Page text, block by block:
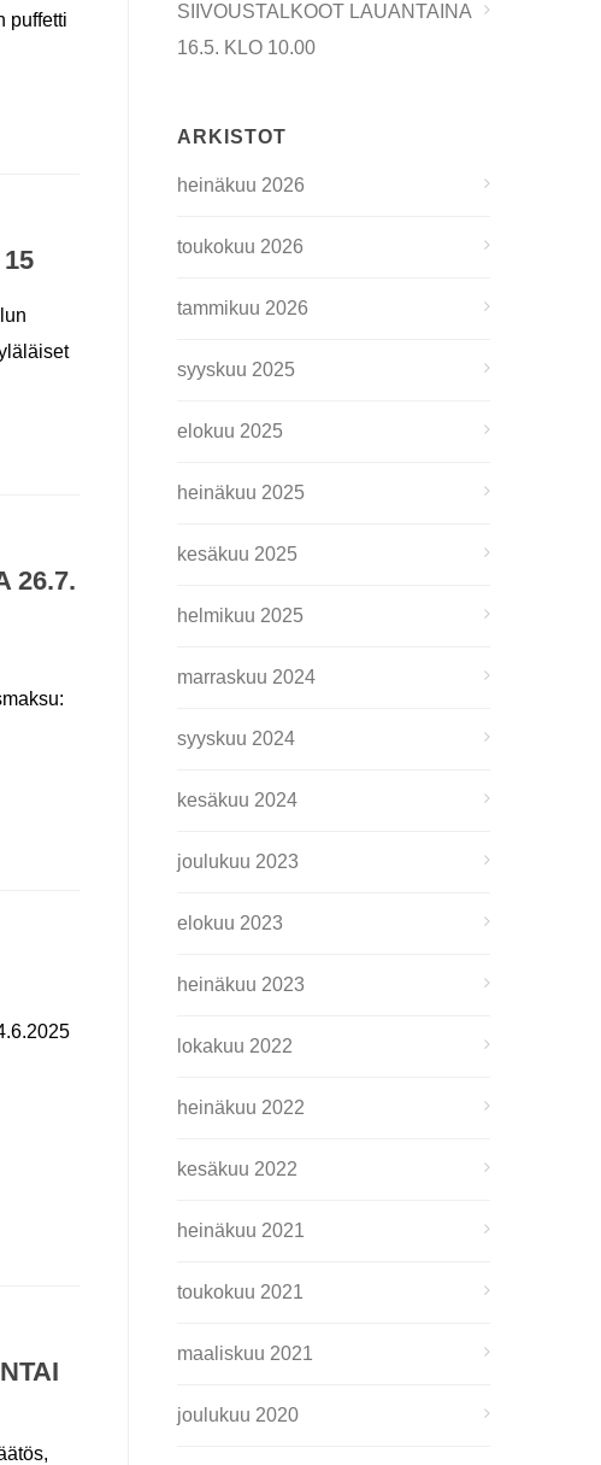
puffetti
26.7.
SIIVOUSTALKOOT LAUANTAINA
16.5. KLO 10.00
ARKISTOT
heinäkuu 2026
toukokuu 2026
tammikuu 2026
syyskuu 2025
elokuu 2025
heinäkuu 2025
kesäkuu 2025
helmikuu 2025
marraskuu 2024
syyskuu 2024
kesäkuu 2024
joulukuu 2023
elokuu 2023
heinäkuu 2023
lokakuu 2022
heinäkuu 2022
kesäkuu 2022
heinäkuu 2021
toukokuu 2021
maaliskuu 2021
joulukuu 2020